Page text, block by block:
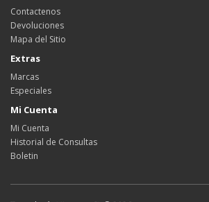
Contactenos
Devoluciones
Mapa del Sitio
Extras
Marcas
Especiales
Mi Cuenta
Mi Cuenta
Historial de Consultas
Boletin